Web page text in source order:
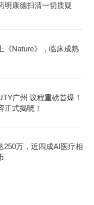
明康德扫清一切质疑
《Nature》，临床成熟
广州 议程重磅首爆！
正式揭晓！
250万，近四成AI医疗相